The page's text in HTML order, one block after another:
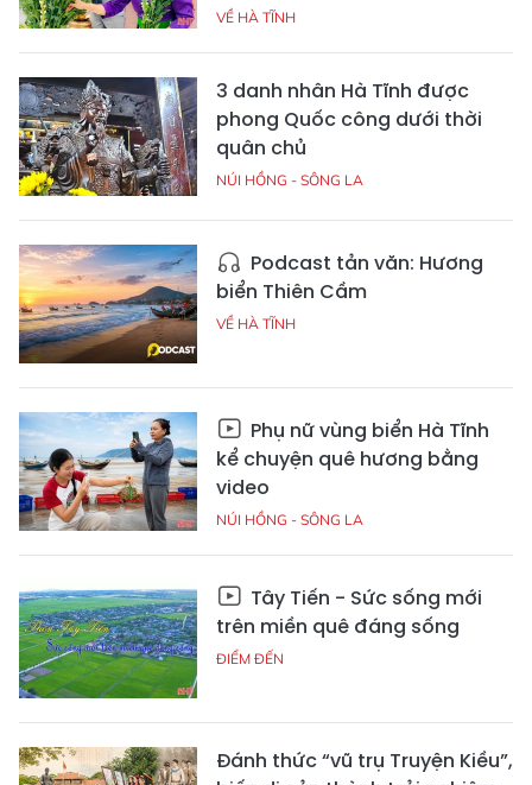
VỀ HÀ TĨNH
3 danh nhân Hà Tĩnh được
phong Quốc công dưới thời
quân chủ
NÚI HỒNG - SÔNG LA
Podcast tản văn: Hương
biển Thiên Cầm
VỀ HÀ TĨNH
Phụ nữ vùng biển Hà Tĩnh
kể chuyện quê hương bằng
video
NÚI HỒNG - SÔNG LA
Tây Tiến - Sức sống mới
trên miền quê đáng sống
ĐIỂM ĐẾN
Đánh thức “vũ trụ Truyện Kiều”,